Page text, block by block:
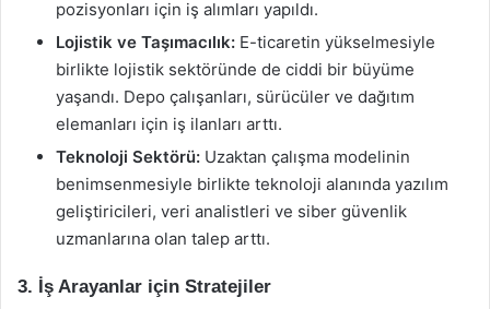
pozisyonları için iş alımları yapıldı.
Lojistik ve Taşımacılık: E-ticaretin yükselmesiyle
birlikte lojistik sektöründe de ciddi bir büyüme
yaşandı. Depo çalışanları, sürücüler ve dağıtım
elemanları için iş ilanları arttı.
Teknoloji Sektörü: Uzaktan çalışma modelinin
benimsenmesiyle birlikte teknoloji alanında yazılım
geliştiricileri, veri analistleri ve siber güvenlik
uzmanlarına olan talep arttı.
3. İş Arayanlar için Stratejiler